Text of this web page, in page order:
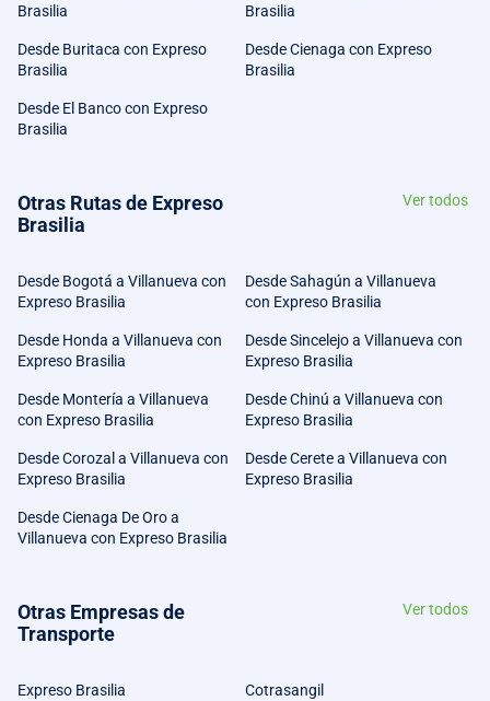
Brasilia
Brasilia
Desde Buritaca con Expreso
Brasilia
Desde Cienaga con Expreso
Brasilia
Desde El Banco con Expreso
Brasilia
Otras Rutas de Expreso
Brasilia
Ver todos
Desde Bogotá a Villanueva con
Expreso Brasilia
Desde Sahagún a Villanueva
con Expreso Brasilia
Desde Honda a Villanueva con
Expreso Brasilia
Desde Sincelejo a Villanueva con
Expreso Brasilia
Desde Montería a Villanueva
con Expreso Brasilia
Desde Chinú a Villanueva con
Expreso Brasilia
Desde Corozal a Villanueva con
Expreso Brasilia
Desde Cerete a Villanueva con
Expreso Brasilia
Desde Cienaga De Oro a
Villanueva con Expreso Brasilia
Otras Empresas de
Transporte
Ver todos
Expreso Brasilia Cotrasangil